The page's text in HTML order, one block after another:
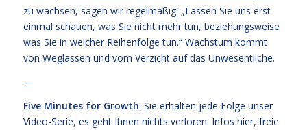
zu wachsen, sagen wir regelmäßig: „Lassen Sie uns erst
einmal schauen, was Sie nicht mehr tun, beziehungsweise
was Sie in welcher Reihenfolge tun.“ Wachstum kommt
von Weglassen und vom Verzicht auf das Unwesentliche.
—
Five Minutes for Growth: Sie erhalten jede Folge unser
Video-Serie, es geht Ihnen nichts verloren. Infos hier, freie